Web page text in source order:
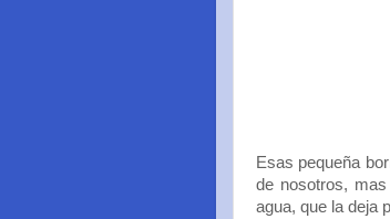
Esas pequeña
de nosotros,
agua, que la deja